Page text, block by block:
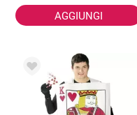
AGGIUNGI